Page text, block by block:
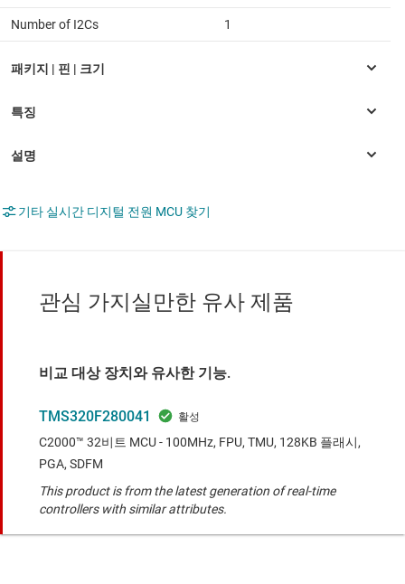
Number of I2Cs 1
기타 실시간 디지털 전원 MCU 찾기
관심 가지실만한 유사 제품
비교 대상 장치와 유사한 기능.
TMS320F280041
C2000™ 32비트 MCU - 100MHz, FPU, TMU, 128KB 플래시,
PGA, SDFM
This product is from the latest generation of real-time
controllers with similar attributes.